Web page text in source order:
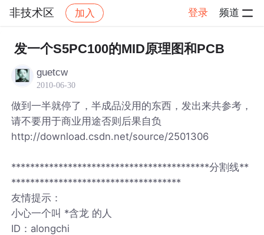
非技术区 加入 登录 频道
社区 非技术区 帖子详情
发一个S5PC100的MID原理图和PCB
guetcw
2010-06-30
做到一半就停了，半成品没用的东西，发出来共参考，
请不要用于商业用途否则后果自负
http://download.csdn.net/source/2501306
******************************************分割线**
************************************
友情提示：
小心一个叫 *含龙 的人
ID：alongchi